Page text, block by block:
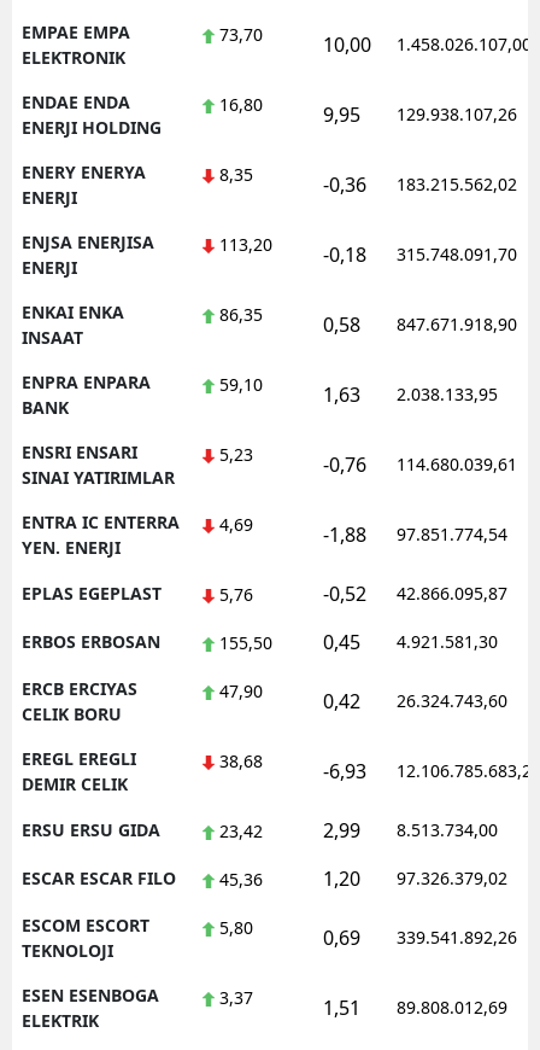
EMPAE EMPA
ELEKTRONIK
73,70 10,00 1.458.026.107,00
ENDAE ENDA
ENERJI HOLDING
16,80 9,95 129.938.107,26
ENERY ENERYA
ENERJI
8,35 -0,36 183.215.562,02
ENJSA ENERJISA
ENERJI
113,20 -0,18 315.748.091,70
ENKAI ENKA
INSAAT
86,35 0,58 847.671.918,90
ENPRA ENPARA
BANK
59,10 1,63 2.038.133,95
ENSRI ENSARI
SINAI YATIRIMLAR
5,23 -0,76 114.680.039,61
ENTRA IC ENTERRA
YEN. ENERJI
4,69 -1,88 97.851.774,54
EPLAS EGEPLAST 5,76 -0,52 42.866.095,87
ERBOS ERBOSAN 155,50 0,45 4.921.581,30
ERCB ERCIYAS
CELIK BORU
47,90 0,42 26.324.743,60
EREGL EREGLI
DEMIR CELIK
38,68 -6,93 12.106.785.683,20
ERSU ERSU GIDA 23,42 2,99 8.513.734,00
ESCAR ESCAR FILO 45,36 1,20 97.326.379,02
ESCOM ESCORT
TEKNOLOJI
5,80 0,69 339.541.892,26
ESEN ESENBOGA
ELEKTRIK
3,37 1,51 89.808.012,69